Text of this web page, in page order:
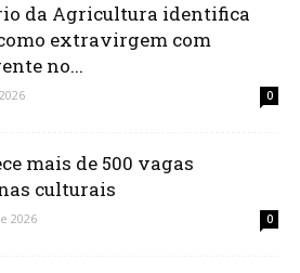
da Agricultura identifica
extravirgem com
no...
0
mais de 500 vagas
culturais
2026 0